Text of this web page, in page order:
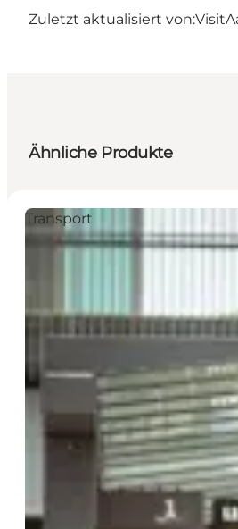
Zuletzt aktualisiert von:
Ähnliche Produkte
Transport